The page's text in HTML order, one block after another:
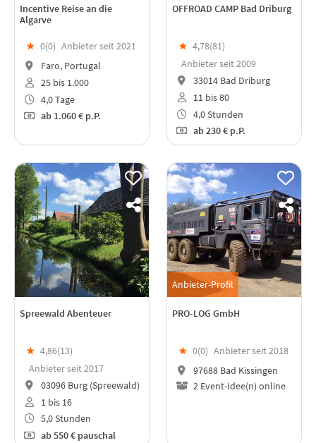
Incentive Reise an die
Algarve
★ 0(0) Anbieter seit 2021
Faro, Portugal
25 bis 1.000
4,0 Tage
ab1.060 € p.P.
OFFROAD CAMP Bad Driburg
★ 4,78(81)
Anbieter seit 2009
33014 Bad Driburg
11 bis 80
4,0 Stunden
ab230 € p.P.
Spreewald Abenteuer
★ 4,86(13)
Anbieter seit 2017
03096 Burg (Spreewald)
1 bis 16
5,0 Stunden
ab550 € pauschal
Anbieter-Profil
PRO-LOG GmbH
★ 0(0) Anbieter seit 2018
97688 Bad Kissingen
2 Event-Idee(n) online